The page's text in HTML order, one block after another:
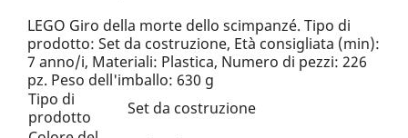
LEGO Giro della morte dello scimpanzé. Tipo di
prodotto: Set da costruzione, Età consigliata (min):
7 anno/i, Materiali: Plastica, Numero di pezzi: 226
pz. Peso dell'imballo: 630 g
Tipo di
prodotto
Set da costruzione